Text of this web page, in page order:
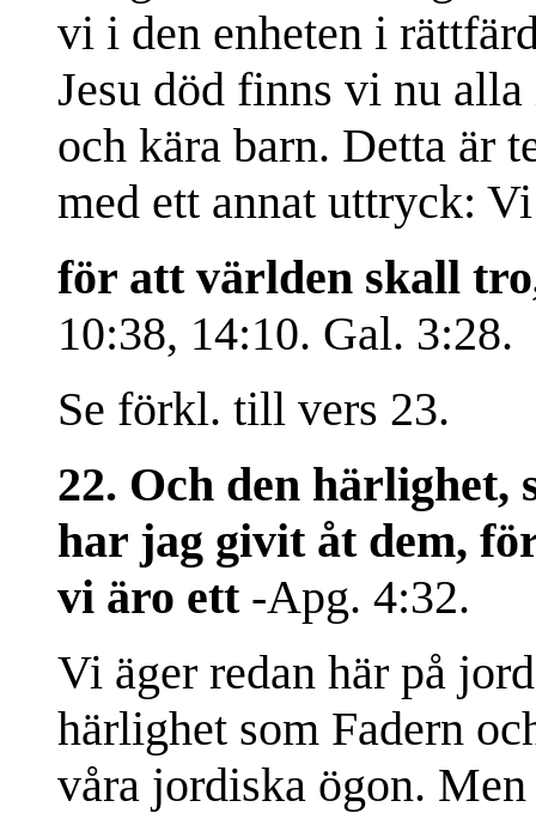
vi i den enheten i
Jesu död finns vi nu
och kära barn. Detta är
med ett annat uttryck:
för att världen skall
10:38, 14:10. Gal. 3:28.
Se förkl. till vers 23.
22. Och den härlighet,
har jag givit åt dem,
vi äro ett-Apg. 4:32.
Vi äger redan här på
härlighet som Fadern
våra jordiska ögon.